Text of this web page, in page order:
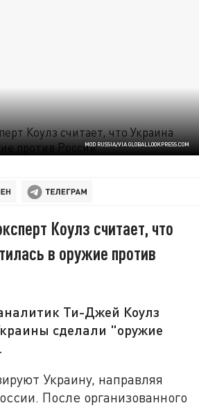
MOD RUSSIA/VIA GLOBALLOOKPRESS.COM
Коулз считает, что
в оружие против
Ти-Джей Коулз
сделали "оружие
Украину, направляя
После организованного